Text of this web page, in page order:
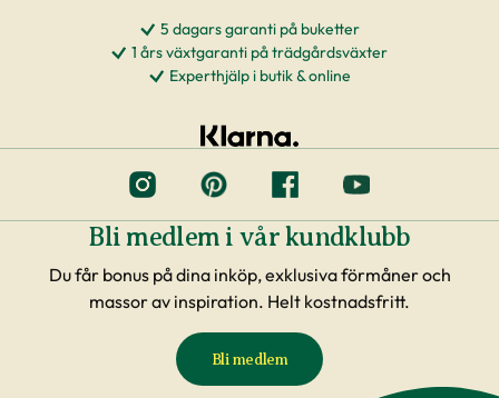
5 dagars garanti på buketter
1 års växtgaranti på trädgårdsväxter
Experthjälp i butik & online
Bli medlem i vår kundklubb
Du får bonus på dina inköp, exklusiva förmåner och
massor av inspiration. Helt kostnadsfritt.
Bli medlem